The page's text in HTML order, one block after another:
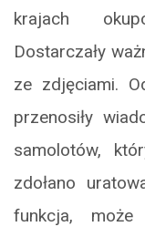
krajach
Dostarczały
ze zdjęciami.
przenosiły
samolotów,
zdołano
funkcja,